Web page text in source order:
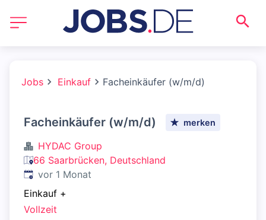
Jobs Einkauf Facheinkäufer (w/m/d)
Facheinkäufer (w/m/d) merken
HYDAC Group
66 Saarbrücken, Deutschland
Veröffentlicht:
vor 1 Monat
Einkauf +
Vollzeit